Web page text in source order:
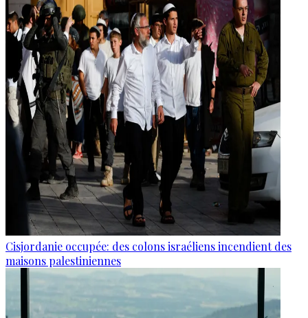
Cisjordanie occupée: des colons israéliens incendient des
maisons palestiniennes